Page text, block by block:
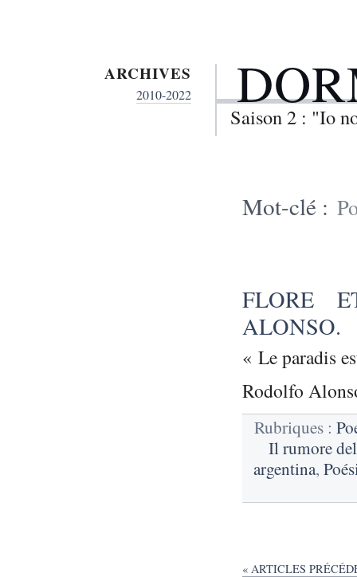
Saison 2 : "Io
Mot-clé :
FLORE
ALONSO.
« Le paradis
Rodolfo
Rubriques :
Il rumore
argentina,
« ARTICLES
ARCHIVES
2010-2022